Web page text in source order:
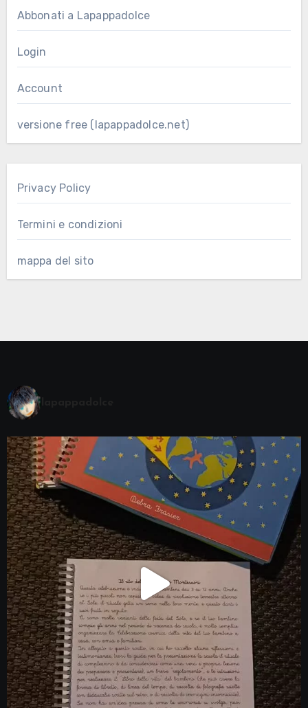
Abbonati a Lapappadolce
Login
Account
versione free (lapappadolce.net)
Privacy Policy
Termini e condizioni
mappa del sito